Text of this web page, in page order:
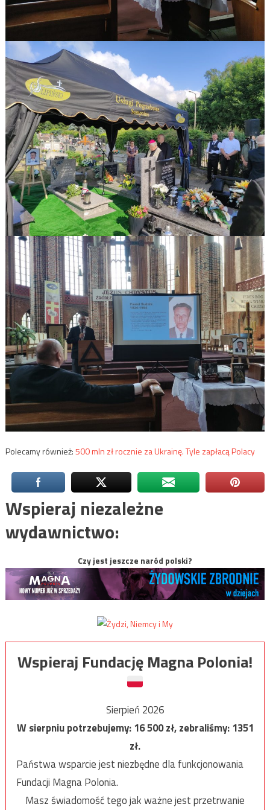
Polecamy również:500 mln zł rocznie za Ukrainę. Tyle zapłacą Polacy
Wspieraj niezależne
wydawnictwo:
Czy jest jeszcze naród polski?
Wspieraj Fundację Magna Polonia!
Sierpień 2026
W sierpniu potrzebujemy:16 500zł, zebraliśmy:1351
zł.
Państwa wsparcie jest niezbędne dla funkcjonowania
Fundacji Magna Polonia.
Masz świadomość tego jak ważne jest przetrwanie